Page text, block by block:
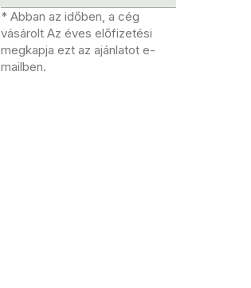
* Abban az időben, a cég
vásárolt Az éves előfizetési
megkapja ezt az ajánlatot e-
mailben.